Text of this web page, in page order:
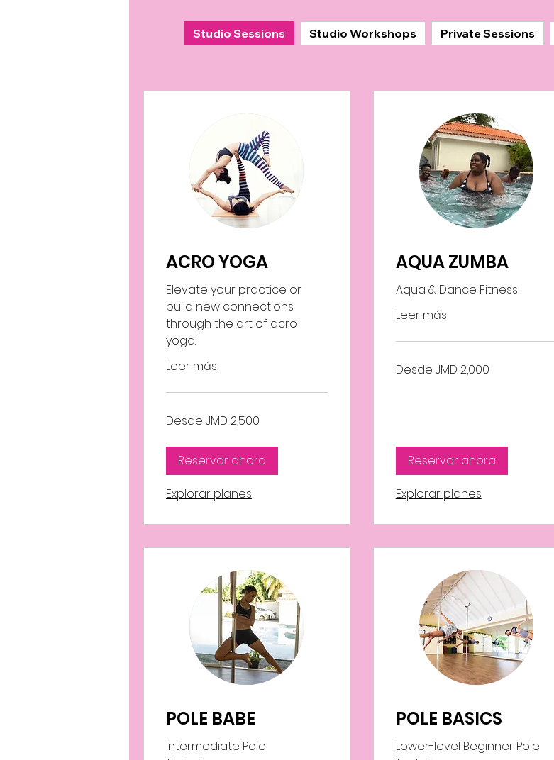
Studio Sessions Studio Workshops Private Sessions
ACRO YOGA
Elevate your practice or
build new connections
through the art of acro
yoga.
Leer más
2,500
Desde JMD 2,500
Reservar ahora
Explorar planes
AQUA ZUMBA
Aqua & Dance Fitness
Leer más
2,000
Desde JMD 2,000
Reservar ahora
Explorar planes
POLE BABE
Intermediate Pole
POLE BASICS
Lower-level Beginner Pole